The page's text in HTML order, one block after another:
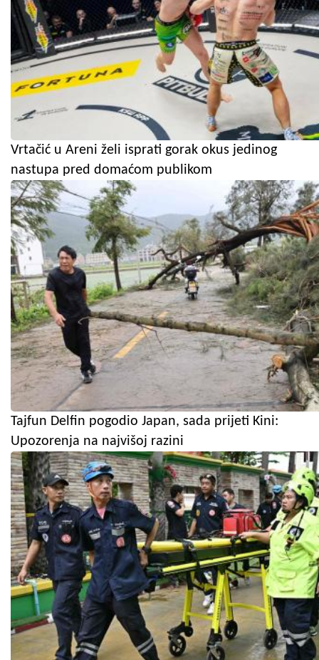
Vrtačić u Areni želi isprati gorak okus jedinog
nastupa pred domaćom publikom
Tajfun Delfin pogodio Japan, sada prijeti Kini:
Upozorenja na najvišoj razini